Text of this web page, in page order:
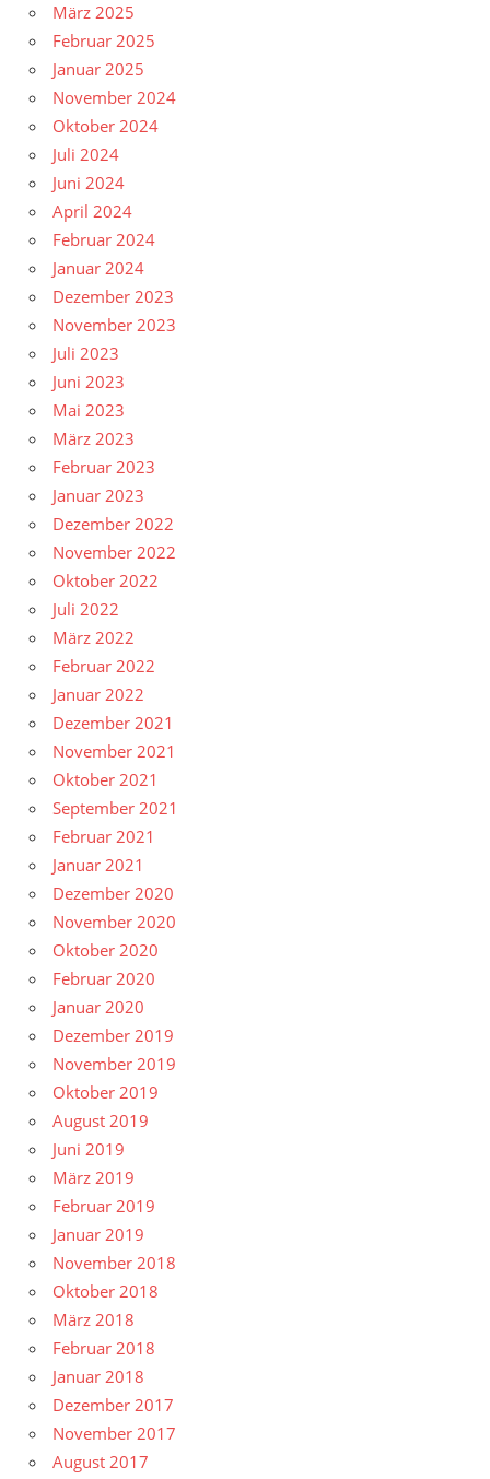
März 2025
Februar 2025
Januar 2025
November 2024
Oktober 2024
Juli 2024
Juni 2024
April 2024
Februar 2024
Januar 2024
Dezember 2023
November 2023
Juli 2023
Juni 2023
Mai 2023
März 2023
Februar 2023
Januar 2023
Dezember 2022
November 2022
Oktober 2022
Juli 2022
März 2022
Februar 2022
Januar 2022
Dezember 2021
November 2021
Oktober 2021
September 2021
Februar 2021
Januar 2021
Dezember 2020
November 2020
Oktober 2020
Februar 2020
Januar 2020
Dezember 2019
November 2019
Oktober 2019
August 2019
Juni 2019
März 2019
Februar 2019
Januar 2019
November 2018
Oktober 2018
März 2018
Februar 2018
Januar 2018
Dezember 2017
November 2017
August 2017